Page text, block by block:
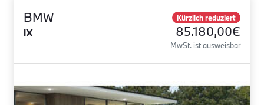
BMW
iX
Kürzlich reduziert
85.180,00€
MwSt. ist ausweisbar